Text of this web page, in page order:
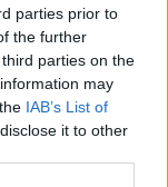
parties prior to
the further
parties on the
may
IAB’s List of
it to other
forint
- áll a